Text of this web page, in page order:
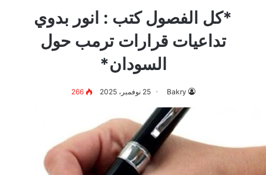
*كل الفصول كتب : انور بدوي
تداعيات قرارات ترمب حول
السودان*
Bakry 25 نوفمبر، 2025 266